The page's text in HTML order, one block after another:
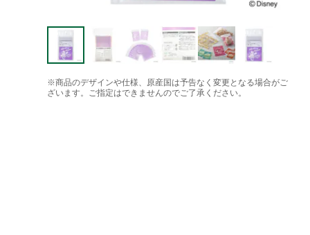
※商品のデザインや仕様、原産国は予告なく変更となる場合がご
ざいます。ご指定はできませんのでご了承ください。